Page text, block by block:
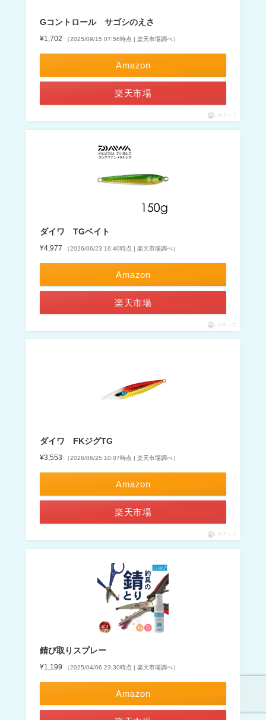
Gコントロール サゴシのえさ
¥1,702 （2025/09/15 07:56時点 | 楽天市場調べ）
Amazon
楽天市場
ポチップ
ダイワ TGベイト
¥4,977 （2026/06/23 16:40時点 | 楽天市場調べ）
Amazon
楽天市場
ポチップ
ダイワ FKジグTG
¥3,553 （2026/06/25 10:07時点 | 楽天市場調べ）
Amazon
楽天市場
ポチップ
錆び取りスプレー
¥1,199 （2025/04/06 23:30時点 | 楽天市場調べ）
Amazon